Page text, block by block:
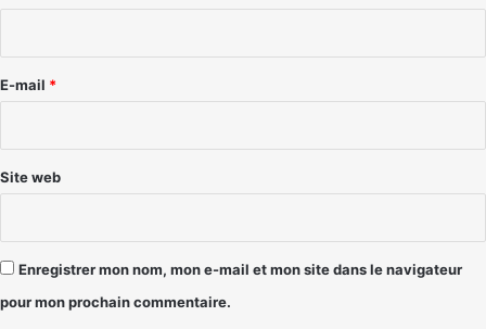
e
E-mail *
Site web
Enregistrer mon nom, mon e-mail et mon site dans le navigateur
pour mon prochain commentaire.